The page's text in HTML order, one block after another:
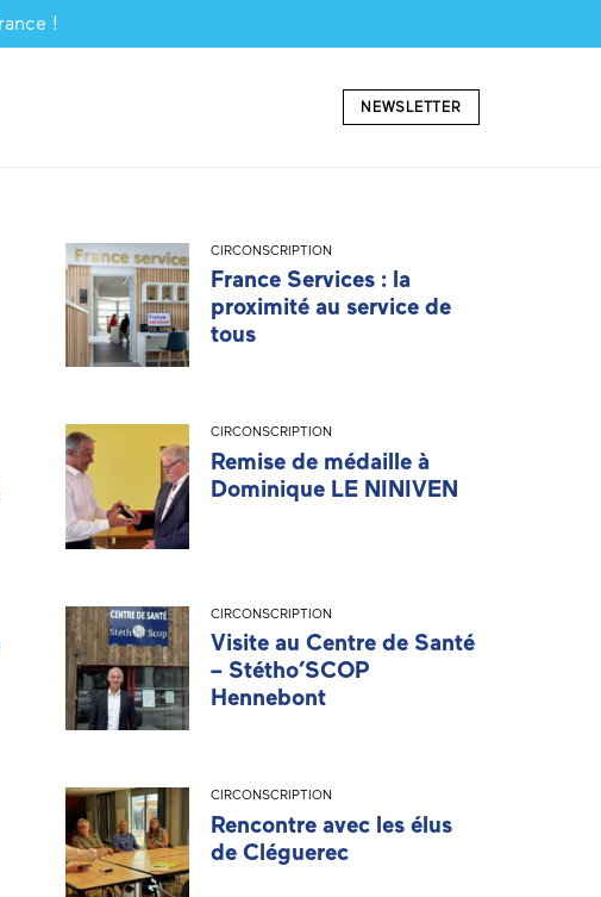
!
NEWSLETTER
CIRCONSCRIPTION
France Services : la
proximité au service de
tous
CIRCONSCRIPTION
Remise de médaille à
Dominique LE NINIVEN
CIRCONSCRIPTION
Visite au Centre de Santé
– Stétho’SCOP
Hennebont
CIRCONSCRIPTION
Rencontre avec les élus
de Cléguerec